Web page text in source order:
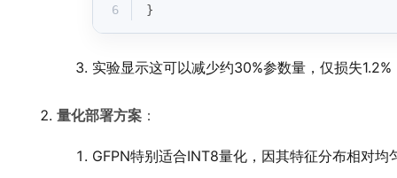
6
}
实验显示这可以减少约30%参数量，仅损失1.2%
量化部署方案 ：
GFPN特别适合INT8量化，因其特征分布相对均